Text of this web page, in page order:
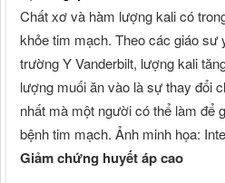
Chất xơ và hàm lượng kali có
khỏe tim mạch. Theo các giáo sư
trường Y Vanderbilt, lượng kali
lượng muối ăn vào là sự thay đổi
nhất mà một người có thể làm để
bệnh tim mạch. Ảnh minh họa:
Giảm chứng huyết áp cao